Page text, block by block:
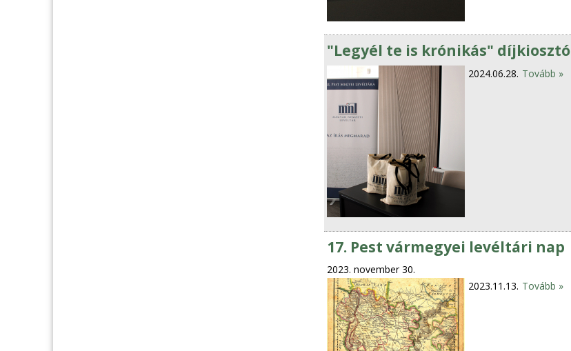
"Legyél te is krónikás" díjkiosztó
2024.06.28. Tovább »
17. Pest vármegyei levéltári nap
2023. november 30.
2023.11.13. Tovább »